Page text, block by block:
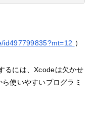
id497799835?mt=12 ）
るには、Xcodeは欠かせ
使いやすいプログラミ